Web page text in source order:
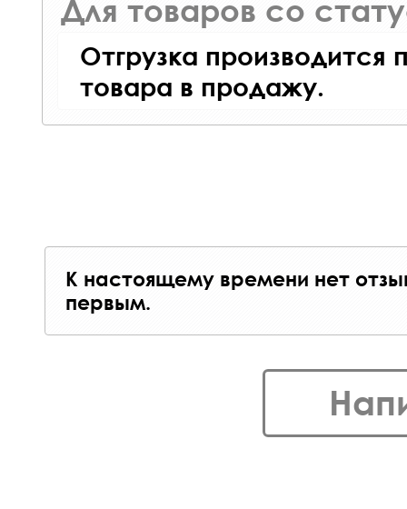
Для товаров со
Отгрузка производится
товара в продажу.
К настоящему времени нет
первым.